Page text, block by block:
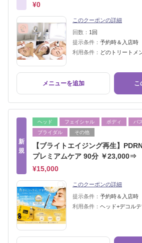
¥0
このクーポンの詳細
回数： 1回
提示条件： 予約時＆入店時
利用条件： どのトリートメ
メニューを追加 こ
新
規
ヘッド フェイシャル ボディ
バ
ブライダル
その他
【ブライトエイジング再生】
プレミアムケア 90分 ￥23,000⇒
¥15,000
このクーポンの詳細
提示条件： 予約時＆入店時
利用条件： ヘッド+デコル